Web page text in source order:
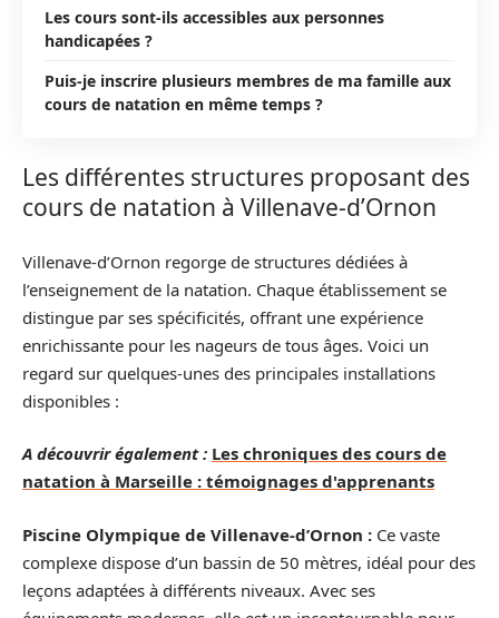
Les cours sont-ils accessibles aux personnes
handicapées ?
Puis-je inscrire plusieurs membres de ma famille aux
cours de natation en même temps ?
Les différentes structures proposant des
cours de natation à Villenave-d’Ornon
Villenave-d’Ornon regorge de structures dédiées à
l’enseignement de la natation. Chaque établissement se
distingue par ses spécificités, offrant une expérience
enrichissante pour les nageurs de tous âges. Voici un
regard sur quelques-unes des principales installations
disponibles :
A découvrir également : Les chroniques des cours de
natation à Marseille : témoignages d'apprenants
Piscine Olympique de Villenave-d’Ornon : Ce vaste
complexe dispose d’un bassin de 50 mètres, idéal pour des
leçons adaptées à différents niveaux. Avec ses